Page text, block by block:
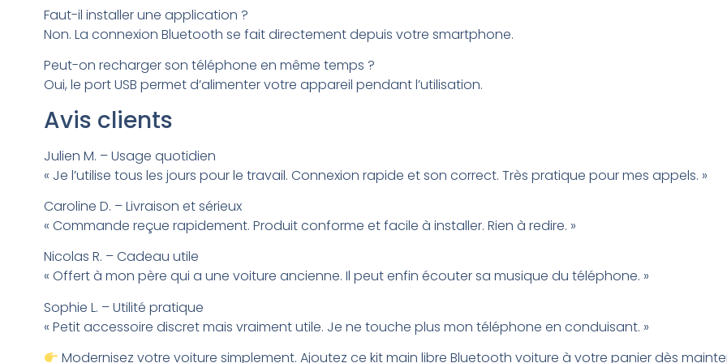
Faut-il installer une application ?
Non. La connexion Bluetooth se fait directement depuis votre smartphone.
Peut-on recharger son téléphone en même temps ?
Oui, le port USB permet d’alimenter votre appareil pendant l’utilisation.
Avis clients
Julien M. – Usage quotidien
« Je l’utilise tous les jours pour le travail. Connexion rapide et son correct. Très pratique pour mes appels. »
Caroline D. – Livraison et sérieux
« Commande reçue rapidement. Produit conforme et facile à installer. Rien à redire. »
Nicolas R. – Cadeau utile
« Offert à mon père qui a une voiture ancienne. Il peut enfin écouter sa musique du téléphone. »
Sophie L. – Utilité pratique
« Petit accessoire discret mais vraiment utile. Je ne touche plus mon téléphone en conduisant. »
Modernisez votre voiture simplement. Ajoutez ce kit main libre Bluetooth voiture à votre panier dès